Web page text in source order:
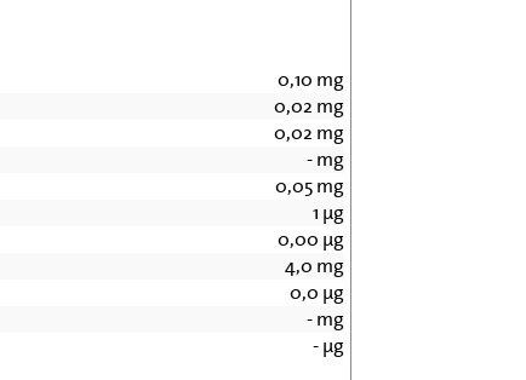
0,10 mg
0,02 mg
0,02 mg
-mg
0,05mg
1 µg
0,00 µg
4,0 mg
0,0 µg
-mg
-µg